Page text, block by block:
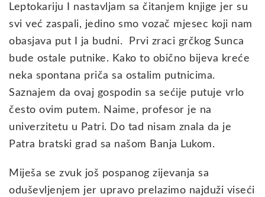
Leptokariju I nastavljam sa čitanjem knjige jer su
svi već zaspali, jedino smo vozač mjesec koji nam
obasjava put I ja budni. Prvi zraci grčkog Sunca
bude ostale putnike. Kako to obično bijeva kreće
neka spontana priča sa ostalim putnicima.
Saznajem da ovaj gospodin sa sećije putuje vrlo
često ovim putem. Naime, profesor je na
univerzitetu u Patri. Do tad nisam znala da je
Patra bratski grad sa našom Banja Lukom.
Miješa se zvuk još pospanog zijevanja sa
oduševljenjem jer upravo prelazimo najduži viseći